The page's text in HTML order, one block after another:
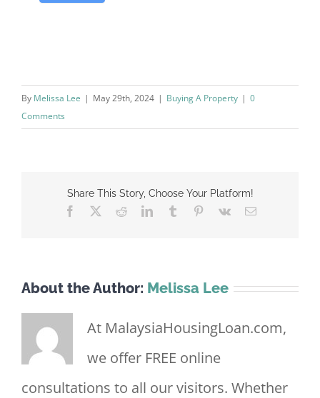
By Melissa Lee | May 29th, 2024 | Buying A Property | 0
Comments
Share This Story, Choose Your Platform!
Facebook
RedditLinkedInTumblr Pinterest
Vk Email
About the Author: Melissa Lee
At MalaysiaHousingLoan.com,
we offer FREE online
consultations to all our visitors. Whether